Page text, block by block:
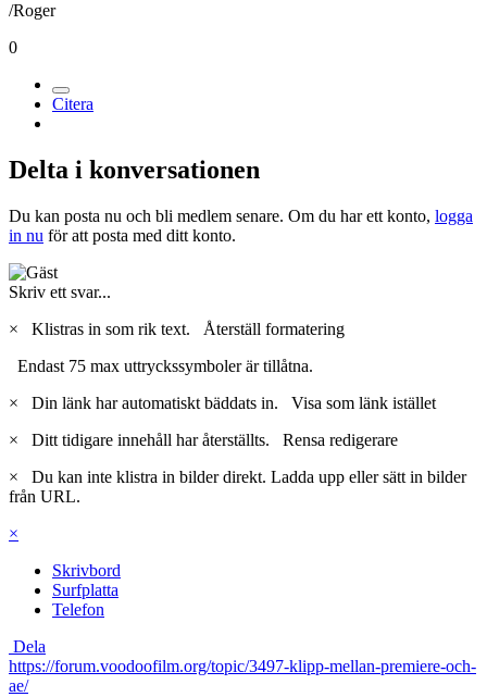
/Roger
0
Citera
Delta i konversationen
Du kan posta nu och bli medlem senare. Om du har ett konto, logga
in nu för att posta med ditt konto.
Skriv ett svar...
×
Klistras in som rik text. Återställ formatering
Endast 75 max uttryckssymboler är tillåtna.
×
Din länk har automatiskt bäddats in. Visa som länk istället
×
Ditt tidigare innehåll har återställts. Rensa redigerare
×
Du kan inte klistra in bilder direkt. Ladda upp eller sätt in bilder
från URL.
×
Skrivbord
Surfplatta
Telefon
Dela
https://forum.voodoofilm.org/topic/3497-klipp-mellan-premiere-och-
ae/